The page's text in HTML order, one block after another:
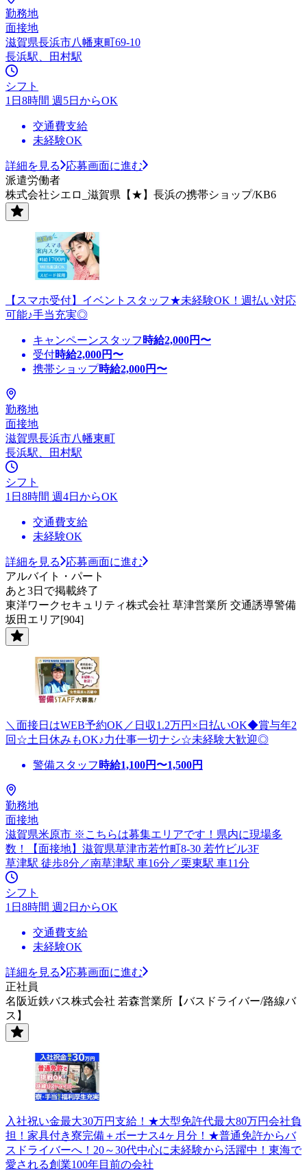
勤務地
面接地
滋賀県長浜市八幡東町69-10
長浜駅、田村駅
シフト
1日8時間 週5日からOK
交通費支給
未経験OK
詳細を見る
応募画面に進む
派遣労働者
株式会社シエロ_滋賀県【★】長浜の携帯ショップ/KB6
【スマホ受付】イベントスタッフ★未経験OK！週払い対応
可能♪手当充実◎
キャンペーンスタッフ 時給2,000円〜
受付時給2,000円〜
携帯ショップ時給2,000円〜
勤務地
面接地
滋賀県長浜市八幡東町
長浜駅、田村駅
シフト
1日8時間 週4日からOK
交通費支給
未経験OK
詳細を見る
応募画面に進む
アルバイト・パート
あと3日で掲載終了
東洋ワークセキュリティ株式会社 草津営業所 交通誘導警備
坂田エリア[904]
＼面接日はWEB予約OK／日収1.2万円×日払いOK◆賞与年2
回☆土日休みもOK♪力仕事一切ナシ☆未経験大歓迎◎
警備スタッフ 時給1,100円〜1,500円
勤務地
面接地
滋賀県米原市 ※こちらは募集エリアです！県内に現場多
数！【面接地】滋賀県草津市若竹町8-30 若竹ビル3F
草津駅 徒歩8分／南草津駅 車16分／栗東駅 車11分
シフト
1日8時間 週2日からOK
交通費支給
未経験OK
詳細を見る
応募画面に進む
正社員
名阪近鉄バス株式会社 若森営業所【バスドライバー/路線バ
ス】
入社祝い金最大30万円支給！★大型免許代最大80万円会社負
担！家具付き寮完備＋ボーナス4ヶ月分！★普通免許からバ
スドライバーへ！20～30代中心に未経験から活躍中！東海で
愛される創業100年目前の会社